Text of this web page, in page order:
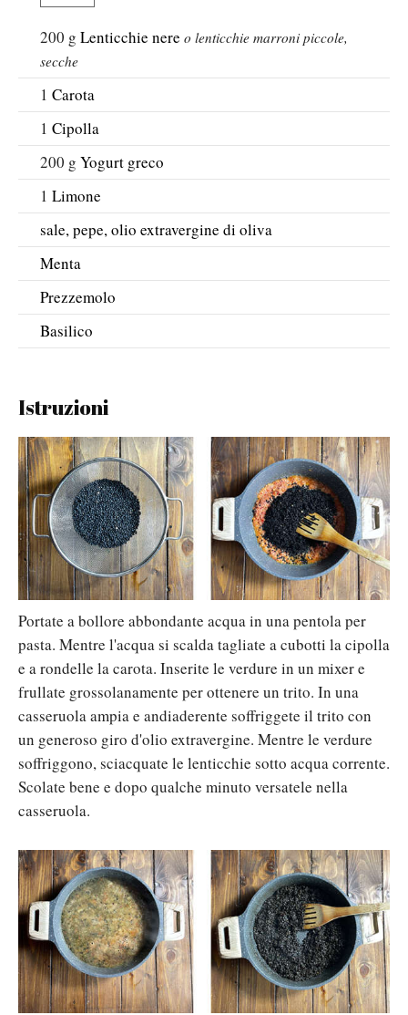
200 g Lenticchie nere o lenticchie marroni piccole,
secche
1 Carota
1 Cipolla
200 g Yogurt greco
1 Limone
sale, pepe, olio extravergine di oliva
Menta
Prezzemolo
Basilico
Istruzioni
Portate a bollore abbondante acqua in una pentola per
pasta. Mentre l'acqua si scalda tagliate a cubotti la cipolla
e a rondelle la carota. Inserite le verdure in un mixer e
frullate grossolanamente per ottenere un trito. In una
casseruola ampia e andiaderente soffriggete il trito con
un generoso giro d'olio extravergine. Mentre le verdure
soffriggono, sciacquate le lenticchie sotto acqua corrente.
Scolate bene e dopo qualche minuto versatele nella
casseruola.